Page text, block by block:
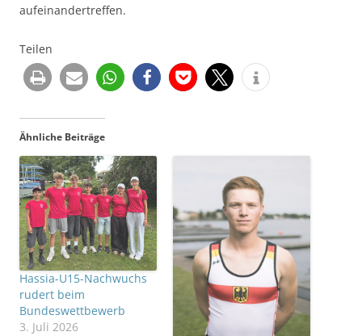
aufeinandertreffen.
Teilen
Ähnliche Beiträge
Hassia-U15-Nachwuchs
rudert beim
Bundeswettbewerb
3. Juli 2026